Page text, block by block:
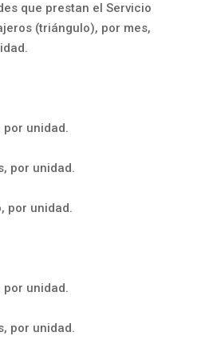
que prestan el Servicio
(triángulo), por mes,
unidad.
unidad.
unidad.